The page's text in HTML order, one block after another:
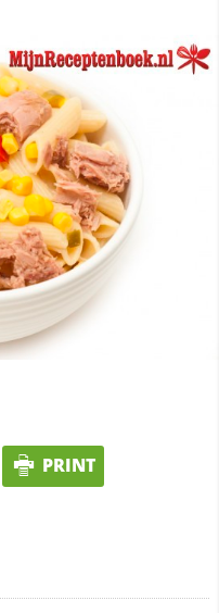
PRINT